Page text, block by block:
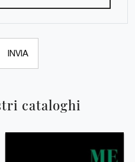
cataloghi
INVIA